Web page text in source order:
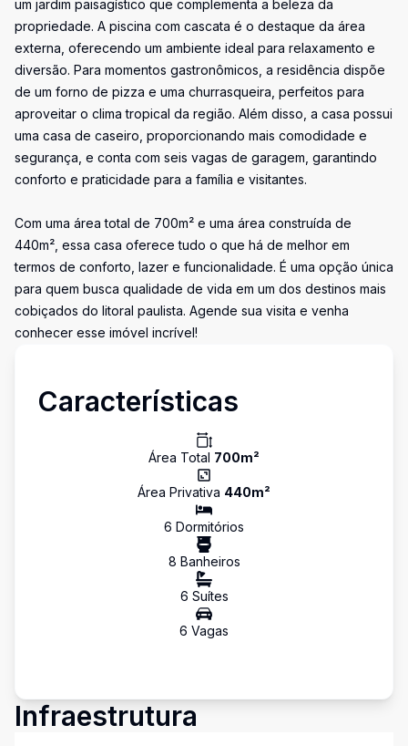
um jardim paisagístico que complementa a beleza da
propriedade. A piscina com cascata é o destaque da área
externa, oferecendo um ambiente ideal para relaxamento e
diversão. Para momentos gastronômicos, a residência dispõe
de um forno de pizza e uma churrasqueira, perfeitos para
aproveitar o clima tropical da região. Além disso, a casa possui
uma casa de caseiro, proporcionando mais comodidade e
segurança, e conta com seis vagas de garagem, garantindo
conforto e praticidade para a família e visitantes.
Com uma área total de 700m² e uma área construída de
440m², essa casa oferece tudo o que há de melhor em
termos de conforto, lazer e funcionalidade. É uma opção única
para quem busca qualidade de vida em um dos destinos mais
cobiçados do litoral paulista. Agende sua visita e venha
conhecer esse imóvel incrível!
Características
Área Total 700m²
Área Privativa 440m²
6 Dormitórios
8 Banheiros
6 Suítes
6 Vagas
Infraestrutura